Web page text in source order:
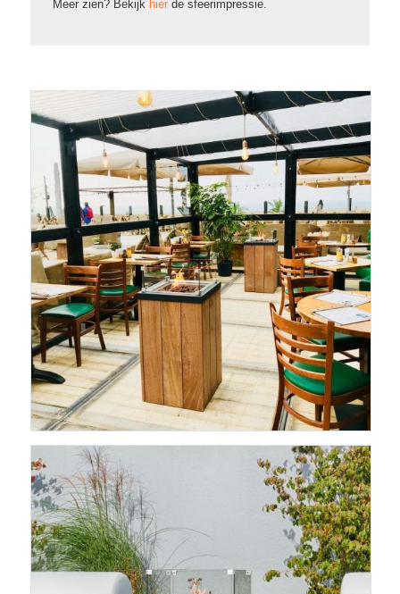
Meer zien? Bekijk hierde sfeerimpressie.